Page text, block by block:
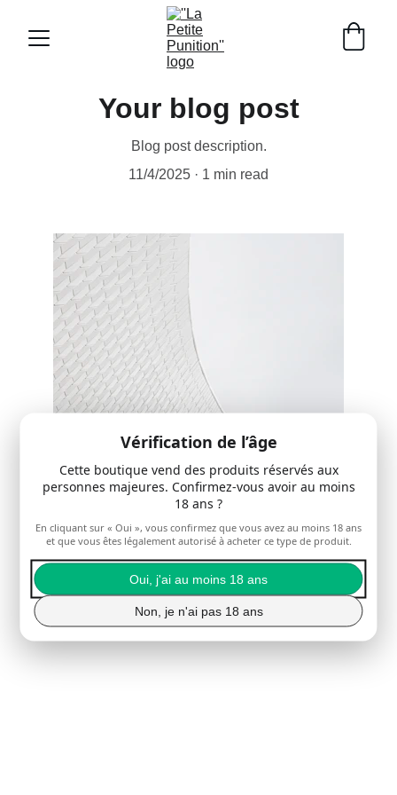
Your blog post
Blog post description.
11/4/2025
1 min read
My post content
Contact
Vérification de l’âge
Cette boutique vend des produits réservés aux
personnes majeures. Confirmez-vous avoir au moins
18 ans ?
En cliquant sur « Oui », vous confirmez que vous avez au moins 18 ans
et que vous êtes légalement autorisé à acheter ce type de produit.
Oui, j'ai au moins 18 ans
Non, je n'ai pas 18 ans